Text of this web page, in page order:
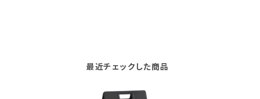
最近チェックした商品